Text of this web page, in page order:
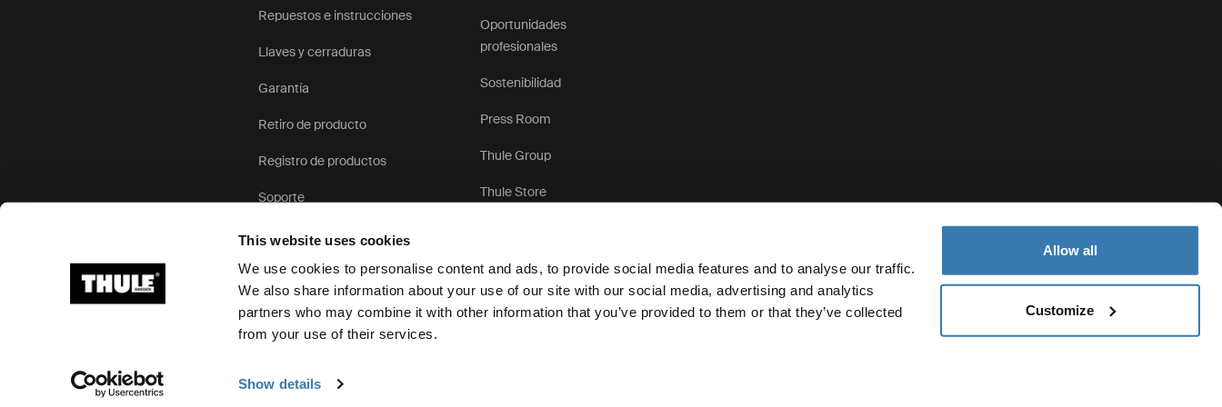
This website uses cookies
We use cookies to personalise content and ads, to provide social media features and to analyse our traffic.
We also share information about your use of our site with our social media, advertising and analytics
partners who may combine it with other information that you’ve provided to them or that they’ve collected
from your use of their services.
Show details
Allow all
Customize
Repuestos e instrucciones
Llaves y cerraduras
Garantía
Retiro de producto
Registro de productos
Soporte
Oportunidades
profesionales
Sostenibilidad
Press Room
Thule Group
Thule Store
Ⓒ 2026 Thule Group Todos los derechos reservados Aviso de privacidad Política de cookies Configuración de cookies Current market/
Costa Rica